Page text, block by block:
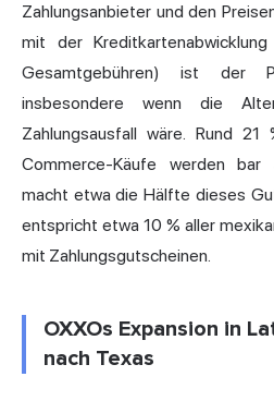
Zahlungsanbieter und den
mit der
Gesamtgebühren) ist der
insbesondere wenn die
Zahlungsausfall wäre. Rund
Commerce-Käufe werden bar
macht etwa die Hälfte dieses
entspricht etwa 10 % aller
mit Zahlungsgutscheinen.
OXXOs Expansion in
nach Texas